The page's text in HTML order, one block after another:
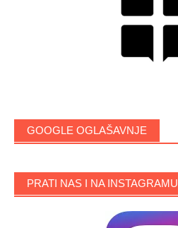
GOOGLE OGLAŠAVNJE
PRATI NAS I NA INSTAGRAMU